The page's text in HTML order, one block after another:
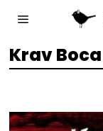
Krav Boca